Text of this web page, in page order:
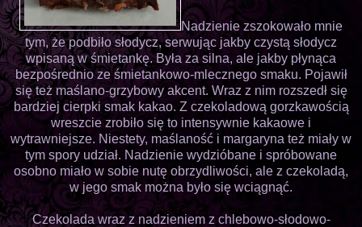
Nadzienie zszokowało mnie
tym, że podbiło słodycz, serwując jakby czystą słodycz
wpisaną w śmietankę. Była za silna, ale jakby płynąca
bezpośrednio ze śmietankowo-mlecznego smaku. Pojawił
się też maślano-grzybowy akcent. Wraz z nim rozszedł się
bardziej cierpki smak kakao. Z czekoladową gorzkawością
wreszcie zrobiło się to intensywnie kakaowe i
wytrawniejsze. Niestety, maślaność i margaryna też miały w
tym spory udział. Nadzienie wydzióbane i spróbowane
osobno miało w sobie nutę obrzydliwości, ale z czekoladą,
w jego smak można było się wciągnąć.
Czekolada wraz z nadzieniem z chlebowo-słodowo-